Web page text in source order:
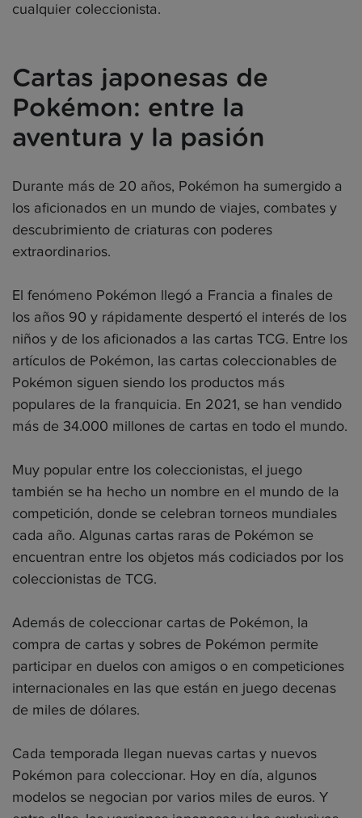
cualquier coleccionista.
Cartas japonesas de
Pokémon: entre la
aventura y la pasión
Durante más de 20 años, Pokémon ha sumergido a
los aficionados en un mundo de viajes, combates y
descubrimiento de criaturas con poderes
extraordinarios.
El fenómeno Pokémon llegó a Francia a finales de
los años 90 y rápidamente despertó el interés de los
niños y de los aficionados a las cartas TCG. Entre los
artículos de Pokémon, las cartas coleccionables de
Pokémon siguen siendo los productos más
populares de la franquicia. En 2021, se han vendido
más de 34.000 millones de cartas en todo el mundo.
Muy popular entre los coleccionistas, el juego
también se ha hecho un nombre en el mundo de la
competición, donde se celebran torneos mundiales
cada año. Algunas cartas raras de Pokémon se
encuentran entre los objetos más codiciados por los
coleccionistas de TCG.
Además de coleccionar cartas de Pokémon, la
compra de cartas y sobres de Pokémon permite
participar en duelos con amigos o en competiciones
internacionales en las que están en juego decenas
de miles de dólares.
Cada temporada llegan nuevas cartas y nuevos
Pokémon para coleccionar. Hoy en día, algunos
modelos se negocian por varios miles de euros. Y